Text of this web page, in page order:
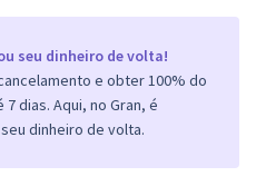
seu dinheiro de volta!
e obter 100% do
dias. Aqui, no Gran, é
dinheiro de volta.